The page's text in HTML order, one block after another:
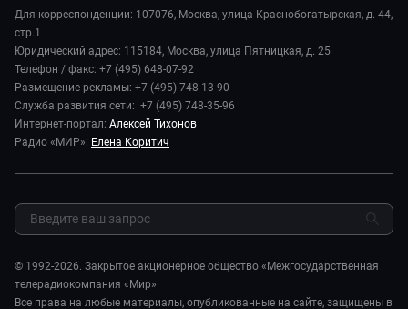
Происшествия
В содружестве
В мире
Наука и технологии
Здоровье и медицина
Спорт
Шоу-бизнес
Стиль жизни
Сад и огород
Дела судебные
Диктор делает
Игра в кино
Игра в кино. Мультфильмы
Исторический детектив
Миллион за 5 минут
Мировое соглашение
Предварительный диагноз
Пять причин поехать в...
История
Руководство
Новости компании
Пресса о нас
Карьера
Реклама
Закупки и тендеры
Обратная связь
Для корреспонденции: 107076, Москва, улица Краснобогатырская, д. 44,
стр.1
Юридический адрес: 115184, Москва, улица Пятницкая, д. 25
Телефон / факс: +7 (495) 648-07-92
Размещение рекламы: +7 (495) 748-13-90
Служба развития сети: +7 (495) 748-35-96
Интернет-портал: Алексей Тихонов
Радио «МИР»: Елена Коритич
© 1992-2026. Закрытое акционерное общество «Межгосударственная
телерадиокомпания «Мир»
Все права на любые материалы, опубликованные на сайте, защищены в